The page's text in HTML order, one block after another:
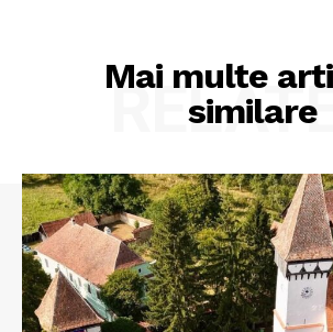
Mai multe
similare